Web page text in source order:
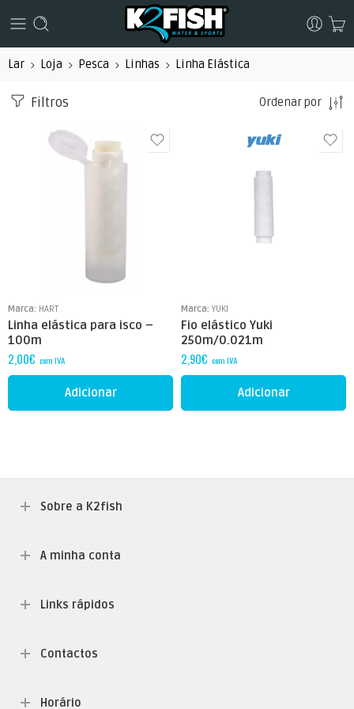
Lar Loja Pesca Linhas Linha Elástica
Filtros Ordenar por
Marca: HART
Linha elástica para isco –
100m
2,00€ com IVA
Adicionar
Marca: YUKI
Fio elástico Yuki
250m/0.021m
2,90€ com IVA
Adicionar
Sobre a K2fish
A minha conta
Links rápidos
Contactos
Horário